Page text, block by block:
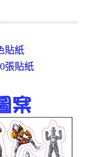
貼紙
張貼紙